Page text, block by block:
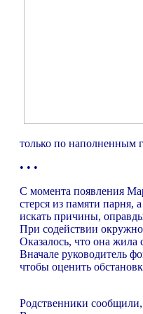
только по наполненным
• • •
С момента появления
стерся из памяти парня,
искать причины,
При содействии
Оказалось, что она
Вначале руководитель
чтобы оценить
Родственники сообщили,